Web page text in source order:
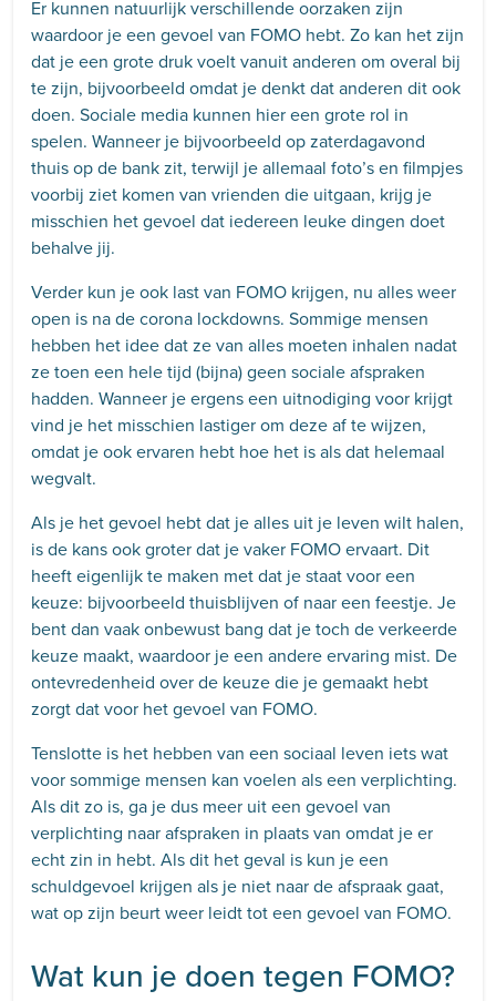
Er kunnen natuurlijk verschillende oorzaken zijn
waardoor je een gevoel van FOMO hebt. Zo kan het zijn
dat je een grote druk voelt vanuit anderen om overal bij
te zijn, bijvoorbeeld omdat je denkt dat anderen dit ook
doen. Sociale media kunnen hier een grote rol in
spelen. Wanneer je bijvoorbeeld op zaterdagavond
thuis op de bank zit, terwijl je allemaal foto’s en filmpjes
voorbij ziet komen van vrienden die uitgaan, krijg je
misschien het gevoel dat iedereen leuke dingen doet
behalve jij.
Verder kun je ook last van FOMO krijgen, nu alles weer
open is na de corona lockdowns. Sommige mensen
hebben het idee dat ze van alles moeten inhalen nadat
ze toen een hele tijd (bijna) geen sociale afspraken
hadden. Wanneer je ergens een uitnodiging voor krijgt
vind je het misschien lastiger om deze af te wijzen,
omdat je ook ervaren hebt hoe het is als dat helemaal
wegvalt.
Als je het gevoel hebt dat je alles uit je leven wilt halen,
is de kans ook groter dat je vaker FOMO ervaart. Dit
heeft eigenlijk te maken met dat je staat voor een
keuze: bijvoorbeeld thuisblijven of naar een feestje. Je
bent dan vaak onbewust bang dat je toch de verkeerde
keuze maakt, waardoor je een andere ervaring mist. De
ontevredenheid over de keuze die je gemaakt hebt
zorgt dat voor het gevoel van FOMO.
Tenslotte is het hebben van een sociaal leven iets wat
voor sommige mensen kan voelen als een verplichting.
Als dit zo is, ga je dus meer uit een gevoel van
verplichting naar afspraken in plaats van omdat je er
echt zin in hebt. Als dit het geval is kun je een
schuldgevoel krijgen als je niet naar de afspraak gaat,
wat op zijn beurt weer leidt tot een gevoel van FOMO.
Wat kun je doen tegen FOMO?